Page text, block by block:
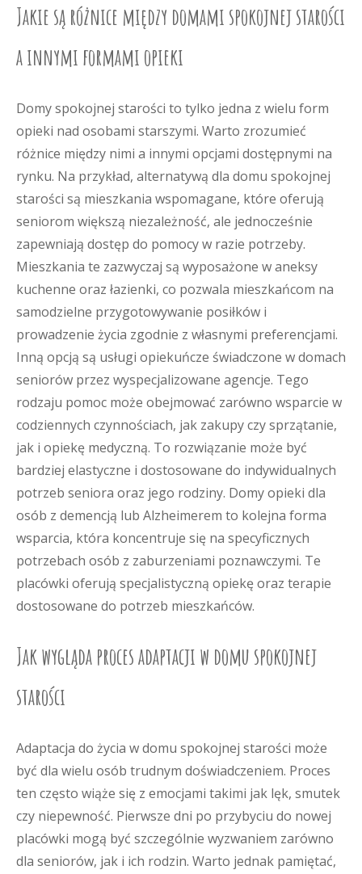
Jakie są różnice między domami spokojnej starości
a innymi formami opieki
Domy spokojnej starości to tylko jedna z wielu form
opieki nad osobami starszymi. Warto zrozumieć
różnice między nimi a innymi opcjami dostępnymi na
rynku. Na przykład, alternatywą dla domu spokojnej
starości są mieszkania wspomagane, które oferują
seniorom większą niezależność, ale jednocześnie
zapewniają dostęp do pomocy w razie potrzeby.
Mieszkania te zazwyczaj są wyposażone w aneksy
kuchenne oraz łazienki, co pozwala mieszkańcom na
samodzielne przygotowywanie posiłków i
prowadzenie życia zgodnie z własnymi preferencjami.
Inną opcją są usługi opiekuńcze świadczone w domach
seniorów przez wyspecjalizowane agencje. Tego
rodzaju pomoc może obejmować zarówno wsparcie w
codziennych czynnościach, jak zakupy czy sprzątanie,
jak i opiekę medyczną. To rozwiązanie może być
bardziej elastyczne i dostosowane do indywidualnych
potrzeb seniora oraz jego rodziny. Domy opieki dla
osób z demencją lub Alzheimerem to kolejna forma
wsparcia, która koncentruje się na specyficznych
potrzebach osób z zaburzeniami poznawczymi. Te
placówki oferują specjalistyczną opiekę oraz terapie
dostosowane do potrzeb mieszkańców.
Jak wygląda proces adaptacji w domu spokojnej
starości
Adaptacja do życia w domu spokojnej starości może
być dla wielu osób trudnym doświadczeniem. Proces
ten często wiąże się z emocjami takimi jak lęk, smutek
czy niepewność. Pierwsze dni po przybyciu do nowej
placówki mogą być szczególnie wyzwaniem zarówno
dla seniorów, jak i ich rodzin. Warto jednak pamiętać,